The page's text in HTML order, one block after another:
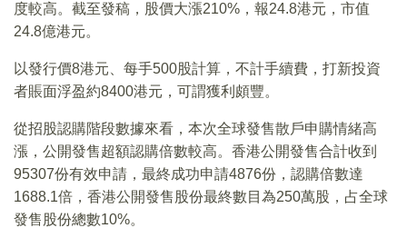
度較高。截至發稿，股價大漲210%，報24.8港元，市值
24.8億港元。
以發行價8港元、每手500股計算，不計手續費，打新投資
者賬面浮盈約8400港元，可謂獲利頗豐。
從招股認購階段數據來看，本次全球發售散戶申購情緒高
漲，公開發售超額認購倍數較高。香港公開發售合計收到
95307份有效申請，最終成功申請4876份，認購倍數達
1688.1倍，香港公開發售股份最終數目為250萬股，占全球
發售股份總數10%。